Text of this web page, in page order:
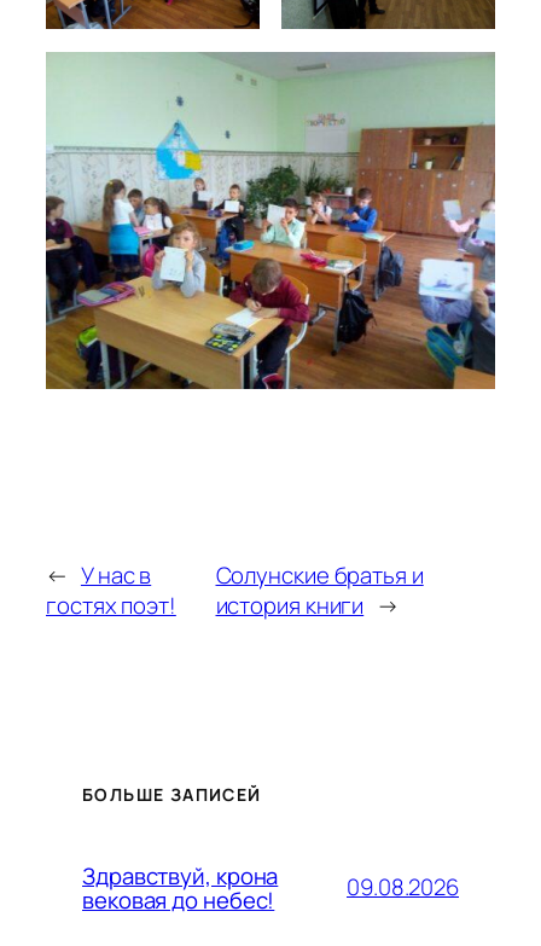
← У нас в
гостях поэт!
Солунские братья и
история книги →
БОЛЬШЕ ЗАПИСЕЙ
Здравствуй, крона
вековая до небес! 09.08.2026